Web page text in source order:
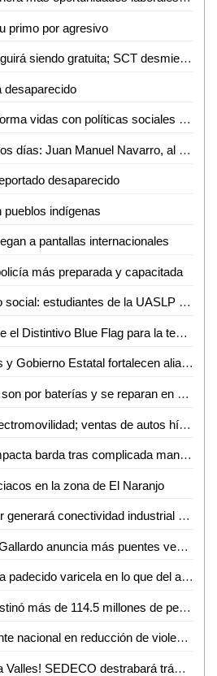
primo por agresivo
Red Metro en Valles seguirá siendo gratuita; SCT desmiente cobro de 12 pesos
desaparecido
Ricardo Gallardo transforma vidas con políticas sociales sin límites
Soledad cambia todos los días: Juan Manuel Navarro, al arrancar pavimentación en bulevar Valle de los Fantasmas
desaparecido
pueblos indígenas
a pantallas internacionales
más preparada y capacitada
Innovación con impacto social: estudiantes de la UASLP crean plataforma para digitalizar servicios
Playa Miramar mantiene el Distintivo Blue Flag para la temporada 2026-2027
Empresarios huastecos y Gobierno Estatal fortalecen alianza para atraer inversiones
Fallas en parquímetros son por baterías y se reparan en menos de una hora: Gabriel Castañeda
SLP acelera hacia la electromovilidad; ventas de autos híbridos y eléctricos crecen 59%
Camión de la basura impacta barda tras complicada maniobra en Villas del Carmen
en la zona de El Naranjo
La nueva vía alterna sur generará conectividad industrial en SLP
El gobernador Ricardo Gallardo anuncia más puentes vehiculares para la zona metropolitana
Más de mil potosinos ha padecido varicela en lo que del año
Gobierno del estado destinó más de 114.5 millones de pesos en créditos durante junio
San Luis Potosí, referente nacional en reducción de violencia
¡Menos burocracia para Valles! SEDECO destrabará trámites para empresarios